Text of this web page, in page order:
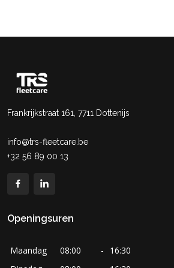
Frankrijkstraat 161, 7711 Dottenijs
info@trs-fleetcare.be
+32 56 89 00 13
Openingsuren
Maandag 08:00 -
16:30